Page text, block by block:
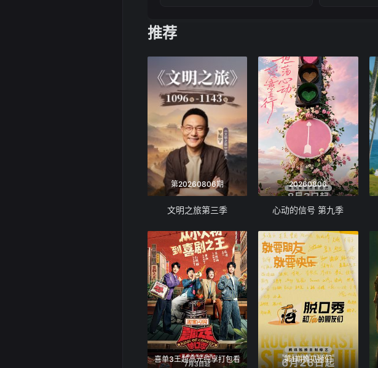
推荐
第20260806期
文明之旅第三季
20260806
心动的信号 第九季
喜单3王越高光纯享打包看 第1期豫见她们